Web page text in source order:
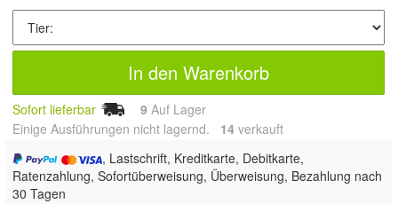
In den Warenkorb
Sofort lieferbar 9 Auf Lager
Einige Ausführungen nicht lagernd. 14 verkauft
, Lastschrift, Kreditkarte, Debitkarte,
Ratenzahlung, Sofortüberweisung, Überweisung, Bezahlung nach
30 Tagen